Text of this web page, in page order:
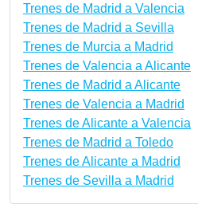
Trenes de Madrid a Valencia
Trenes de Madrid a Sevilla
Trenes de Murcia a Madrid
Trenes de Valencia a Alicante
Trenes de Madrid a Alicante
Trenes de Valencia a Madrid
Trenes de Alicante a Valencia
Trenes de Madrid a Toledo
Trenes de Alicante a Madrid
Trenes de Sevilla a Madrid